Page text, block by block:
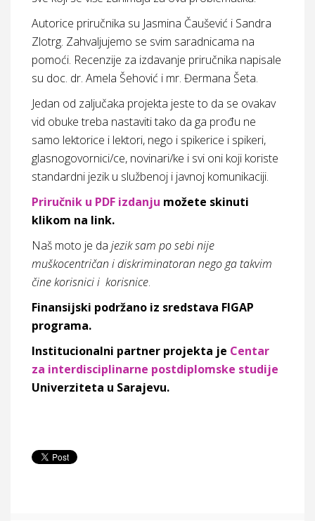
Autorice priručnika su Jasmina Čaušević i Sandra
Zlotrg. Zahvaljujemo se svim saradnicama na
pomoći. Recenzije za izdavanje priručnika napisale
su doc. dr. Amela Šehović i mr. Đermana Šeta.
Jedan od zaljučaka projekta jeste to da se ovakav
vid obuke treba nastaviti tako da ga prođu ne
samo lektorice i lektori, nego i spikerice i spikeri,
glasnogovornici/ce, novinari/ke i svi oni koji koriste
standardni jezik u službenoj i javnoj komunikaciji.
Priručnik u PDF izdanju možete skinuti
klikom na link.
Naš moto je da jezik sam po sebi nije
muškocentričan i diskriminatoran nego ga takvim
čine korisnici i korisnice.
Finansijski podržano iz sredstava FIGAP
programa.
Institucionalni partner projekta je Centar
za interdisciplinarne postdiplomske studije
Univerziteta u Sarajevu.